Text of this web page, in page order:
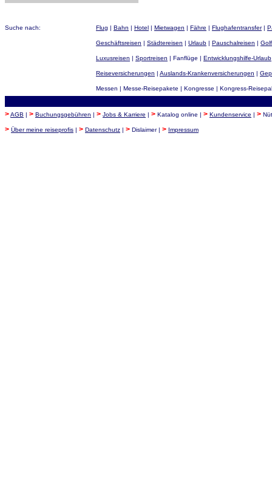
Suche nach: Flug | Bahn | Hotel | Mietwagen | Fähre | Flughafentransfer|
Geschäftsreisen | Städtereisen | Urlaub | Pauschalreisen |
Luxusreisen | Sportreisen | Fanflüge | Entwicklungshilfe-Urlaub
Reiseversicherungen | Auslands-Krankenversicherungen |
Messen | Messe-Reisepakete | Kongresse | Kongress-
>AGB | > Buchungsgebühren | > Jobs & Karriere | > Katalog online | > Kundenservice | >
> Über meine reiseprofis | > Datenschutz | > Dislaimer | > Impressum